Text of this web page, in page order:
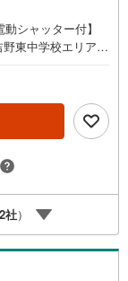
シャッター付】
野東中学校エリア】
3月リフォーム済
所、壁、床、建
、防犯対策にも・
29分（約2280
交通まで徒歩9分
ックまで徒歩15
タイヨー吉野店ま
社）